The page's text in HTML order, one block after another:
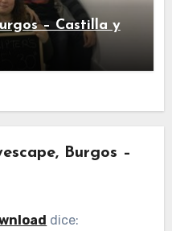
– Castilla y
Burgos –
dice: